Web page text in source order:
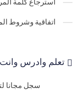
استرجاع كلمة
اتفاقية وشروط
تعلم وادرس
سجل مجانا